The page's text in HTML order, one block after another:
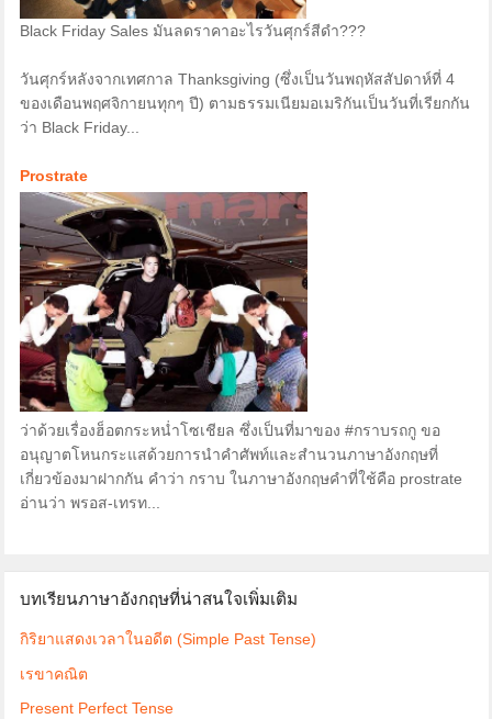
Black Friday Sales มันลดราคาอะไรวันศุกร์สีดำ???
วันศุกร์หลังจากเทศกาล Thanksgiving (ซึ่งเป็นวันพฤหัสสัปดาห์ที่ 4
ของเดือนพฤศจิกายนทุกๆ ปี) ตามธรรมเนียมอเมริกันเป็นวันที่เรียกกัน
ว่า Black Friday...
Prostrate
ว่าด้วยเรื่องฮ็อตกระหน่ำโซเชียล ซึ่งเป็นที่มาของ #กราบรถกู ขอ
อนุญาตโหนกระแสด้วยการนำคำศัพท์และสำนวนภาษาอังกฤษที่
เกี่ยวข้องมาฝากกัน คำว่า กราบ ในภาษาอังกฤษคำที่ใช้คือ prostrate
อ่านว่า พรอส-เทรท...
บทเรียนภาษาอังกฤษที่น่าสนใจเพิ่มเติม
กิริยาแสดงเวลาในอดีต (Simple Past Tense)
เรขาคณิต
Present Perfect Tense